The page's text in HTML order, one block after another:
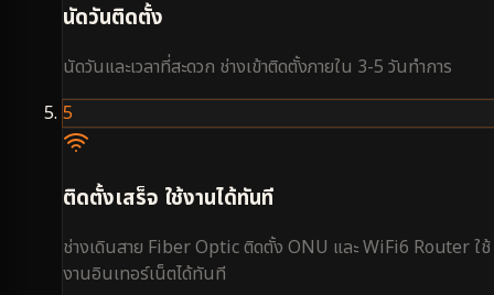
นัดวันติดตั้ง
นัดวันและเวลาที่สะดวก ช่างเข้าติดตั้งภายใน 3-5 วันทำการ
5
ติดตั้งเสร็จ ใช้งานได้ทันที
ช่างเดินสาย Fiber Optic ติดตั้ง ONU และ WiFi6 Router ใช้
งานอินเทอร์เน็ตได้ทันที